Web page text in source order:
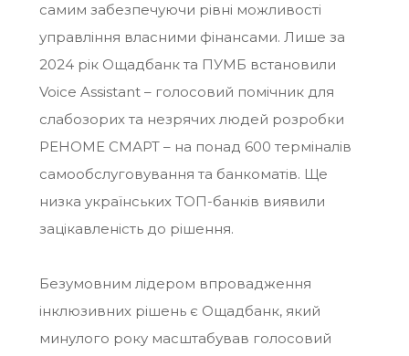
самим забезпечуючи рівні можливості
управління власними фінансами. Лише за
2024 рік Ощадбанк та ПУМБ встановили
Voice Assistant – голосовий помічник для
слабозорих та незрячих людей розробки
РЕНОМЕ СМАРТ – на понад 600 терміналів
самообслуговування та банкоматів. Ще
низка українських ТОП-банків виявили
зацікавленість до рішення.
Безумовним лідером впровадження
інклюзивних рішень є Ощадбанк, який
минулого року масштабував голосовий